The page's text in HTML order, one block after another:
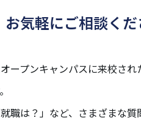
お気軽にご相談くだ
ープンキャンパスに来校さ
職は？」など、さまざまな質